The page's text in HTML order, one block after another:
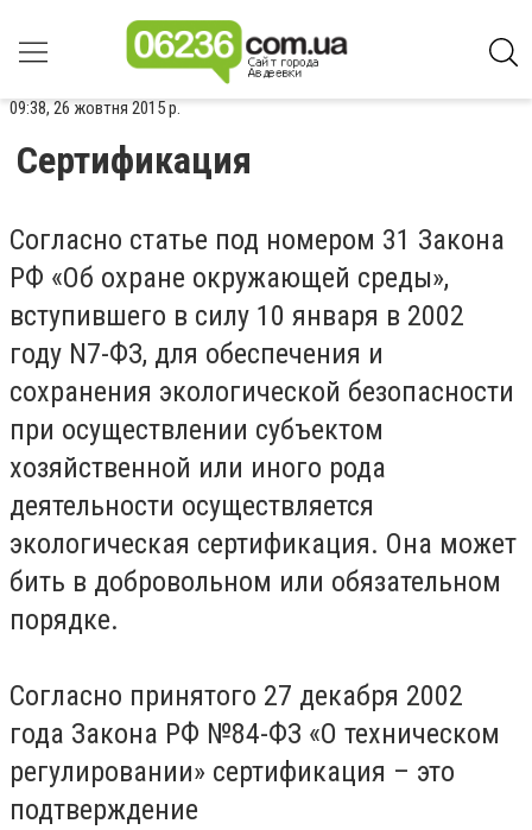
09:38, 26 жовтня 2015 р.
Сертификация
Согласно статье под номером 31 Закона
РФ «Об охране окружающей среды»,
вступившего в силу 10 января в 2002
году N7-ФЗ, для обеспечения и
сохранения экологической безопасности
при осуществлении субъектом
хозяйственной или иного рода
деятельности осуществляется
экологическая сертификация. Она может
бить в добровольном или обязательном
порядке.
Согласно принятого 27 декабря 2002
года Закона РФ №84-ФЗ «О техническом
регулировании» сертификация – это
подтверждение